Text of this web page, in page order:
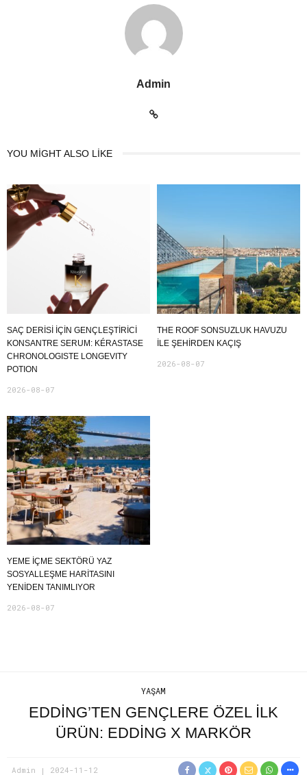
Admin
YOU MIGHT ALSO LIKE
SAÇ DERİSİ İÇİN GENÇLEŞTİRİCİ
KONSANTRE SERUM: KÉRASTASE
CHRONOLOGISTE LONGEVITY
POTION
2026-08-07
THE ROOF SONSUZLUK HAVUZU
ILE ŞEHIRDEN KAÇIŞ
2026-08-07
YEME İÇME SEKTÖRÜ YAZ
SOSYALLEŞME HARITASINI
YENIDEN TANIMLIYOR
2026-08-07
YAŞAM
EDDING’TEN GENÇLERE ÖZEL İLK
ÜRÜN: EDDING X MARKÖR
Admin 2024-11-12